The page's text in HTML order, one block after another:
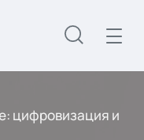
цифровизация и